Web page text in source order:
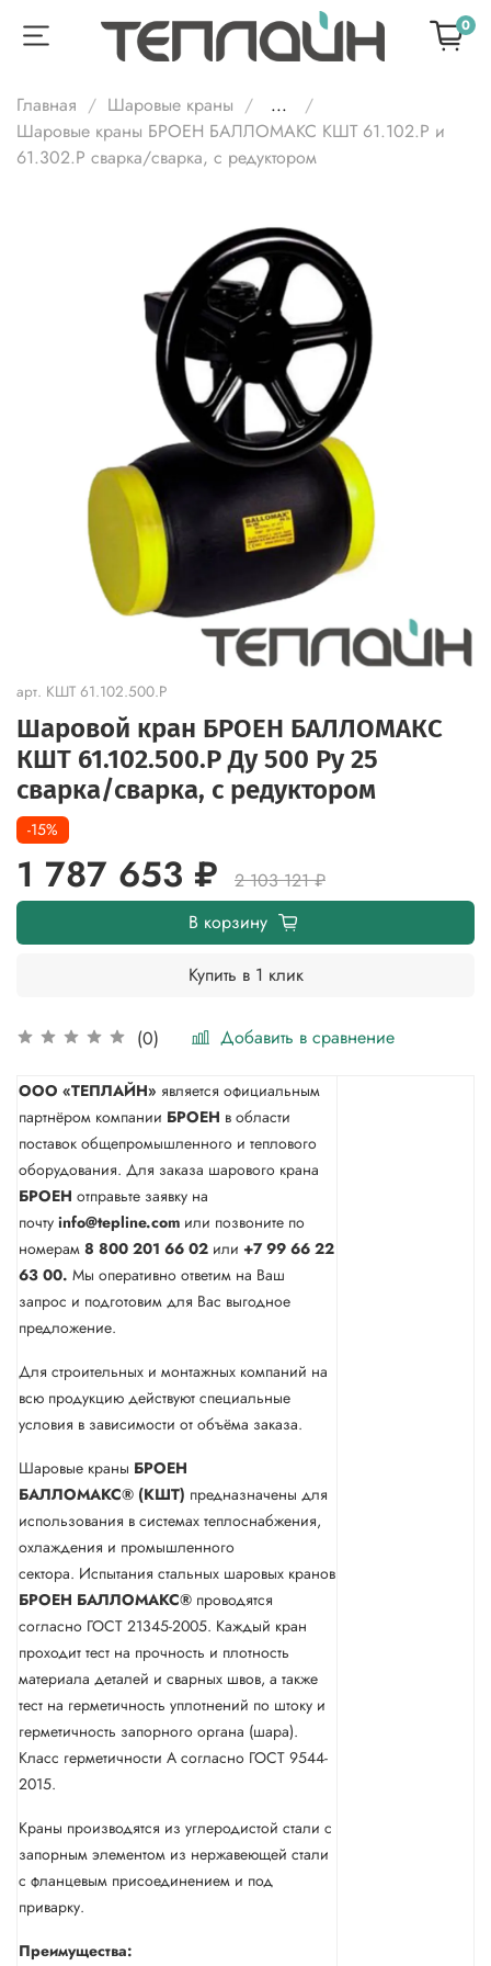
0
Главная Шаровые краны
...
Шаровые краны БРОЕН БАЛЛОМАКС КШТ 61.102.Р и
61.302.Р сварка/cварка, с редуктором
арт. КШТ 61.102.500.Р
Шаровой кран БРОЕН БАЛЛОМАКС
КШТ 61.102.500.Р Ду 500 Ру 25
сварка/cварка, с редуктором
(0) Добавить в сравнение
-15%
1 787 653 ₽
2 103 121 ₽
В корзину
Купить в 1 клик
ООО «ТЕПЛАЙН» является официальным
партнёром компании БРОЕН в области
поставок общепромышленного и теплового
оборудования. Для заказа шарового крана
БРОЕН отправьте заявку на
почту info@tepline.com или позвоните по
номерам 8 800 201 66 02 или +7 99 66 22
63 00. Мы оперативно ответим на Ваш
запрос и подготовим для Вас выгодное
предложение.
Для строительных и монтажных компаний на
всю продукцию действуют специальные
условия в зависимости от объёма заказа.
Шаровые краны БРОЕН
БАЛЛОМАКС® (КШТ) предназначены для
использования в системах теплоснабжения,
охлаждения и промышленного
сектора. Испытания стальных шаровых кранов
БРОЕН БАЛЛОМАКС® проводятся
согласно ГОСТ 21345-2005. Каждый кран
проходит тест на прочность и плотность
материала деталей и сварных швов, а также
тест на герметичность уплотнений по штоку и
герметичность запорного органа (шара).
Класс герметичности А согласно ГОСТ 9544-
2015.
Краны производятся из углеродистой стали с
запорным элементом из нержавеющей стали
с фланцевым присоединением и под
приварку.
Преимущества: